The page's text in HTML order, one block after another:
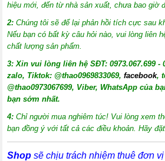
hiệu mới, đến từ nhà sản xuất, chưa bao giờ
2: Chúng tôi sẽ để lại phản hồi tích cực sau
Nếu bạn có bất kỳ câu hỏi nào, vui lòng liên
chất lượng sản phẩm.
3:Xin vui lòng liên hệ SĐT: 0973.067.699 -
zalo, Tiktok: @thao0969833069,facebook,
@thao0973067699, Viber, WhatsApp của
bạn sớm nhất.
4: Chỉ người mua nghiêm túc! Vui lòng xem
bạn đồng ý với tất cả các điều khoản. Hãy
Shop sẽ chịu trách nhiệm thuê đơn